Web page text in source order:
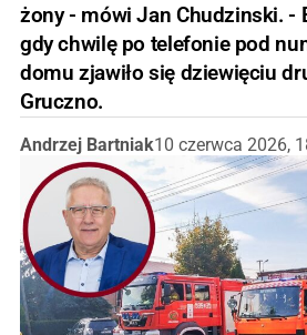
żony - mówi Jan Chudzinski. -
gdy chwilę po telefonie pod
domu zjawiło się dziewięciu
Gruczno.
Andrzej Bartniak10 czerwca 2026,